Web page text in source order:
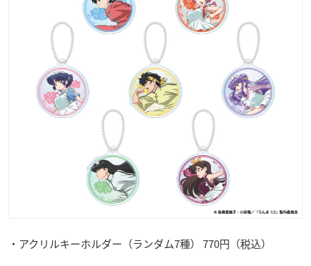
・アクリルキーホルダー（ランダム7種） 770円（税込）